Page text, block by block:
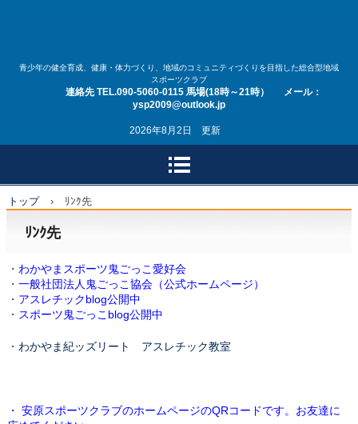
安原スポーツクラブ
青少年の健全育成、健康・体力づくり、地域のコミュニティづくりを目指した総合型地域
スポーツクラブ
連絡先 TEL.090-5060-0115 馬場(18時～21時） メール：
ysp2009@outlook.jp
2026年8月2日 更新
トップ › ﾘﾝｸ先
ﾘﾝｸ先
・ わかやまスポーツ鬼ごっこ愛好会
・一般社団法人鬼ごっこ協会（公式ホームページ）
・ アスレチックblog公開中
・ スポーツ鬼ごっこblog公開中
・ わかやま紀ッズリート アスレチック教室
・ 安原スポーツクラブのホームページのQRコードです。お友達に